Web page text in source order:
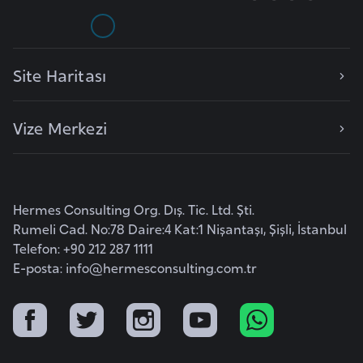
Site Haritası
Vize Merkezi
Hermes Consulting Org. Dış. Tic. Ltd. Şti.
Rumeli Cad. No:78 Daire:4 Kat:1 Nişantaşı, Şişli, İstanbul
Telefon: +90 212 287 1111
E-posta: info@hermesconsulting.com.tr
B
n
r
s
e
B